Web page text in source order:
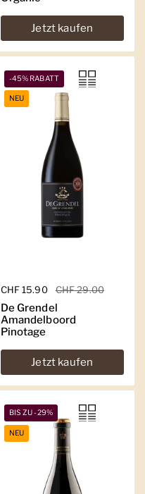
Jetzt kaufen
Regulärer Preis
CHF 15.90 Sale-Preis
CHF 29.00
De Grendel
Amandelboord
Pinotage
Jetzt kaufen
-45% RABATT
NEU
BIS ZU -29%
NEU